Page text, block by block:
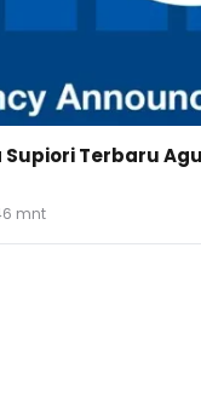
Supiori Terbaru
mnt